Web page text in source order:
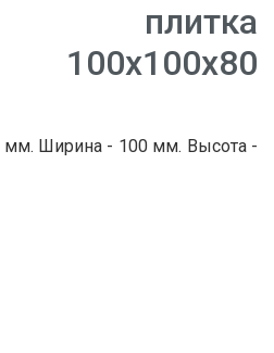
плитка
100х100х80
мм. Ширина - 100 мм. Высота -